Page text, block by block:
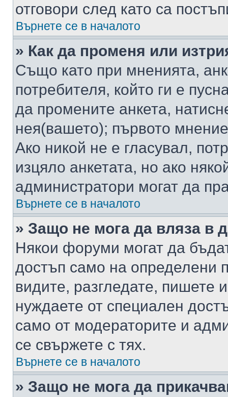
отговори след като са
Върнете се в началото
» Как да променя или
Също като при мненията,
потребителя, който ги е
да промените анкета,
нея(вашето); първото
Ако никой не е гласувал,
изцяло анкетата, но ако
администратори могат да
Върнете се в началото
» Защо не мога да вляза в
Някои форуми могат да
достъп само на определени
видите, разгледате, пишете
нуждаете от специален
само от модераторите и
се свържете с тях.
Върнете се в началото
» Защо не мога да